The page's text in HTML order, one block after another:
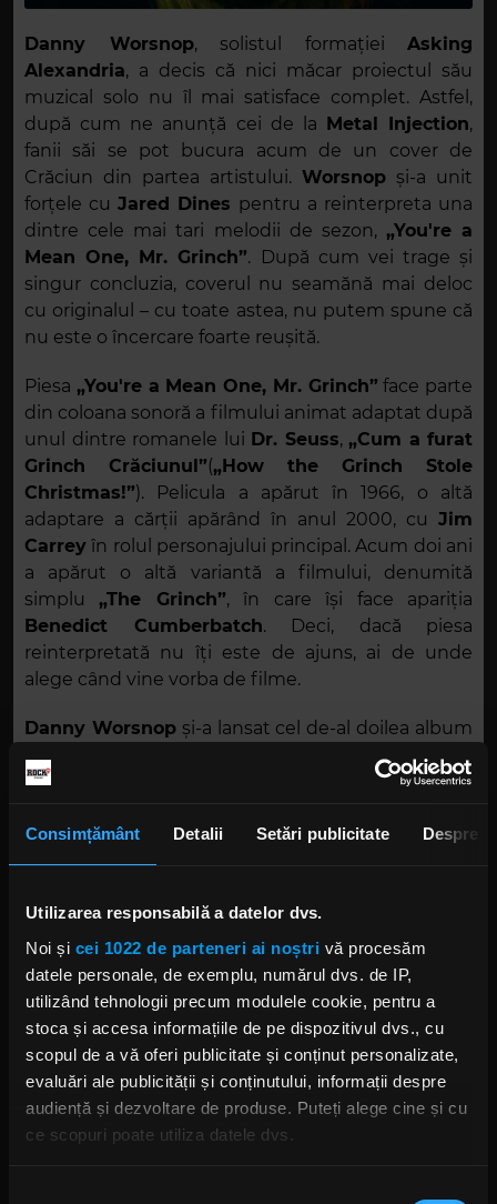
Consimțământ Detalii Setări publicitate Despre
Utilizarea responsabilă a datelor dvs.
Noi și cei 1022 de parteneri ai noștri vă procesăm
datele personale, de exemplu, numărul dvs. de IP,
utilizând tehnologii precum modulele cookie, pentru a
stoca și accesa informațiile de pe dispozitivul dvs., cu
scopul de a vă oferi publicitate și conținut personalizate,
evaluări ale publicității și conținutului, informații despre
audiență și dezvoltare de produse. Puteți alege cine și cu
ce scopuri poate utiliza datele dvs.
Danny Worsnop, solistul formației Asking
Alexandria, a decis că nici măcar proiectul său
muzical solo nu îl mai satisface complet. Astfel,
după cum ne anunță cei de la
Metal Injection,
fanii săi se pot bucura acum de un cover de
Crăciun din partea artistului. Worsnop și-a unit
forțele cuJared Dines pentru a reinterpreta una
dintre cele mai tari melodii de sezon, „You're a
Mean One, Mr. Grinch”. După cum vei trage și
singur concluzia, coverul nu seamănă mai deloc
cu originalul – cu toate astea, nu putem spune că
nu este o încercare foarte reușită.
Piesa „You're a Mean One, Mr. Grinch”face parte
din coloana sonoră a filmului animat adaptat după
unul dintre romanele lui Dr. Seuss, „Cum a furat
Grinch Crăciunul”(„How the Grinch Stole
Christmas!”). Pelicula a apărut în 1966, o altă
adaptare a cărții apărând în anul 2000, cu Jim
Carrey în rolul personajului principal. Acum doi ani
a apărut o altă variantă a filmului, denumită
simplu„The Grinch”, în care își face apariția
Benedict Cumberbatch. Deci, dacă piesa
reinterpretată nu îți este de ajuns, ai de unde
alege când vine vorba de filme.
Danny Worsnopși-a lansat cel de-al doilea album
solo,
, anul trecut. De atunci,
muzicianul s-a întors la treabă cuAsking
cu discul„Like a House on Fire”.
Foto:Captură ecran YouTube
DANNY WORSNOP ASKING ALEXANDRIA